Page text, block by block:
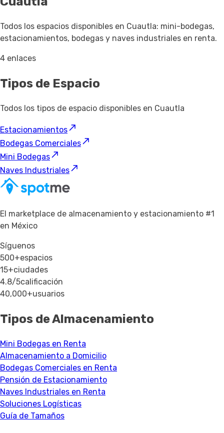
Todos los espacios disponibles en Cuautla: mini-bodegas,
estacionamientos, bodegas y naves industriales en renta.
4 enlaces
Tipos de Espacio
Todos los tipos de espacio disponibles en Cuautla
Estacionamientos
Bodegas Comerciales
Mini Bodegas
Naves Industriales
El marketplace de almacenamiento y estacionamiento #1
en México
Síguenos
500+espacios
15+ciudades
4.8/5calificación
40,000+usuarios
Tipos de Almacenamiento
Mini Bodegas en Renta
Almacenamiento a Domicilio
Bodegas Comerciales en Renta
Pensión de Estacionamiento
Naves Industriales en Renta
Soluciones Logísticas
Guía de Tamaños